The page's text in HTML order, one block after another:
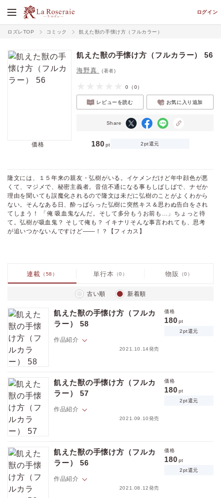
ログイン
ロズレTOP コミック 飢えた獣の手懐け方（フルカラー）
飢えた獣の手懐け方（フルカラー） 56
海野真 (著者)
0 （0）
レビューを読む お気に入り追加
Share
価格 180 pt 2pt還元
隆文には、１５年来の親友・弘樹がいる。イケメンだけど年中顔色が悪
くて、マジメで、秘密主義者。音信不通になる事もしばしばで、ナゼか
理由を聞いても誤魔化されるので隆文は未だに弘樹のことがよくわから
ない。そんなある日、酔っぱらった弘樹に突然キス＆思わぬ告白をされ
てしまう！ 「俺 吸血鬼なんだ。そして多分もうお前も…」ちょっと待
て。弘樹が吸血鬼？ そして俺も？ イキナリそんな事言われても、思考
が追いつかないんですけど――！？【フィカス】
連載 （58） 単行本 （0） 物販 （0）
古い順 新着順
飢えた獣の手懐け方（フルカ
ラー） 58
作品紹介
2021.10.14発売
価格
180 pt
2pt還元
くて、マジメで、秘密主義者。音信不通になる事もしばしばで、ナゼか
理由を聞いても誤魔化されるので隆文は未だに弘樹のことがよくわから
ない。そんなある日、酔っぱらった弘樹に突然キス＆思わぬ告白をされ
てしまう！ 「俺 吸血鬼なんだ。そして多分もうお前も…」ちょっと待
て。弘樹が吸血鬼？ そして俺も？ イキナリそんな事言われても、思考が
追いつかないんですけど――！？【フィカス】
飢えた獣の手懐け方（フルカ
ラー） 57
作品紹介
2021.09.10発売
価格
180 pt
2pt還元
くて、マジメで、秘密主義者。音信不通になる事もしばしばで、ナゼか
理由を聞いても誤魔化されるので隆文は未だに弘樹のことがよくわから
ない。そんなある日、酔っぱらった弘樹に突然キス＆思わぬ告白をされ
てしまう！ 「俺 吸血鬼なんだ。そして多分もうお前も…」ちょっと待
て。弘樹が吸血鬼？ そして俺も？ イキナリそんな事言われても、思考が
追いつかないんですけど――！？【フィカス】
飢えた獣の手懐け方（フルカ
ラー） 56
作品紹介
2021.08.12発売
価格
180 pt
2pt還元